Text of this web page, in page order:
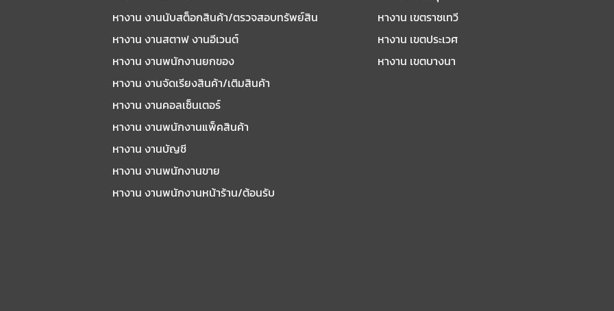
หางาน งานนับสต็อกสินค้า/ตรวจสอบทรัพย์สิน
หางาน งานสตาฟ งานอีเวนต์
หางาน งานพนักงานยกของ
หางาน งานจัดเรียงสินค้า/เติมสินค้า
หางาน งานคอลเซ็นเตอร์
หางาน งานพนักงานแพ็คสินค้า
หางาน งานบัญชี
หางาน งานพนักงานขาย
หางาน งานพนักงานหน้าร้าน/ต้อนรับ
หางาน เขตราชเทวี
หางาน เขตประเวศ
หางาน เขตบางนา